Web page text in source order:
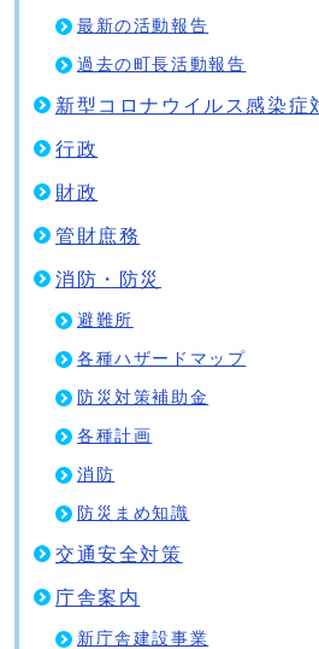
最新の活動報告
過去の町長活動報告
新型コロナウイルス感染症
行政
財政
管財庶務
消防・防災
避難所
各種ハザードマップ
防災対策補助金
各種計画
消防
防災まめ知識
交通安全対策
庁舎案内
新庁舎建設事業